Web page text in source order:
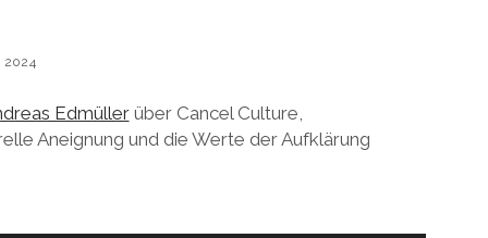
2024
Edmüllerüber Cancel Culture,
Aneignung und die Werte der Aufklärung